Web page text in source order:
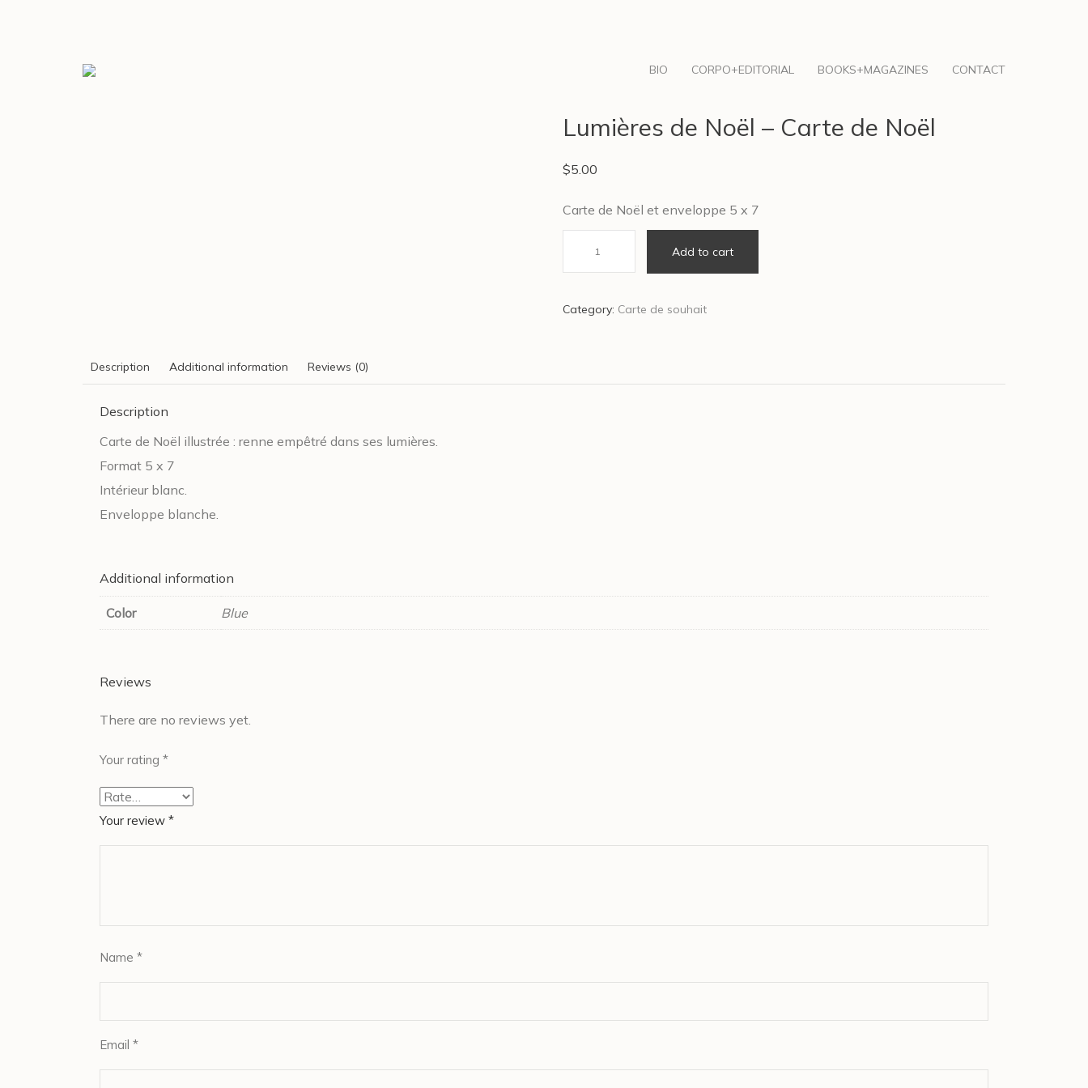
BIO CORPO+EDITORIAL BOOKS+MAGAZINES CONTACT
Lumières de Noël – Carte de Noël
$5.00
Carte de Noël et enveloppe 5 x 7
-
Noël
Add to cart
Category: Carte de souhait
Description Additional information Reviews (0)
Description
Carte de Noël illustrée : renne empêtré dans ses lumières.
Format 5 x 7
Intérieur blanc.
Enveloppe blanche.
Additional information
Color Blue
Reviews
There are no reviews yet.
Your rating *
Your review *
Name *
Email *